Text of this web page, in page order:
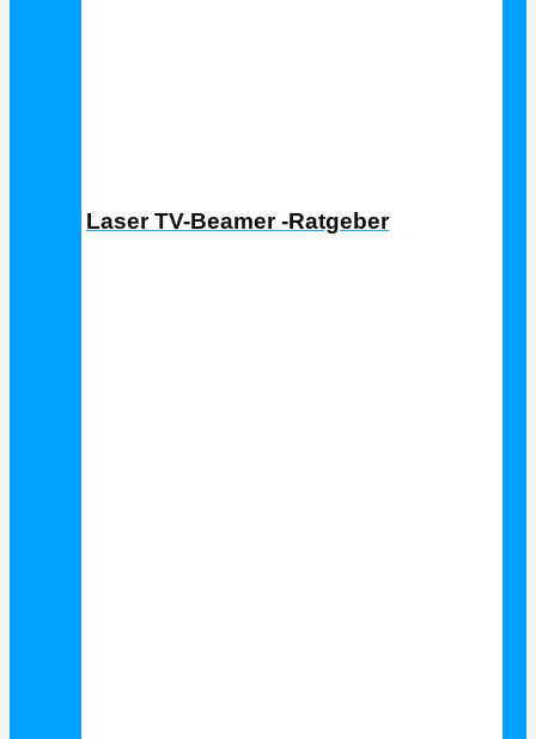
Laser TV-Beamer -Ratgeber